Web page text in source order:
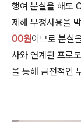
행여 분실을 해도
제해 부정사용을
00원이므로 분실
사와 연계된 프로
을 통해 금전적인